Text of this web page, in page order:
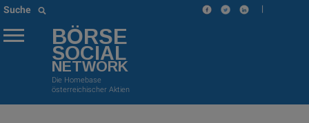
Suche |
BÖRSE
SOCIAL
NETWORK
Die Homebase
österreichischer Aktien